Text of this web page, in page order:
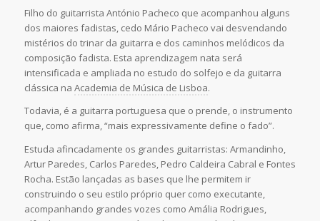
Filho do guitarrista António Pacheco que acompanhou alguns
dos maiores fadistas, cedo Mário Pacheco vai desvendando
mistérios do trinar da guitarra e dos caminhos melódicos da
composição fadista. Esta aprendizagem nata será
intensificada e ampliada no estudo do solfejo e da guitarra
clássica na Academia de Música de Lisboa.
Todavia, é a guitarra portuguesa que o prende, o instrumento
que, como afirma, “mais expressivamente define o fado”.
Estuda afincadamente os grandes guitarristas: Armandinho,
Artur Paredes, Carlos Paredes, Pedro Caldeira Cabral e Fontes
Rocha. Estão lançadas as bases que lhe permitem ir
construindo o seu estilo próprio quer como executante,
acompanhando grandes vozes como Amália Rodrigues,